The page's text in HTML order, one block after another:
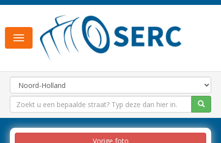
Toggle
navigation
Vorige foto